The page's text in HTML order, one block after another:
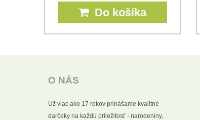
Do košíka
O NÁS
Už viac ako 17 rokov prinášame kvalitné
darčeky na každú príležitosť - narodeniny,